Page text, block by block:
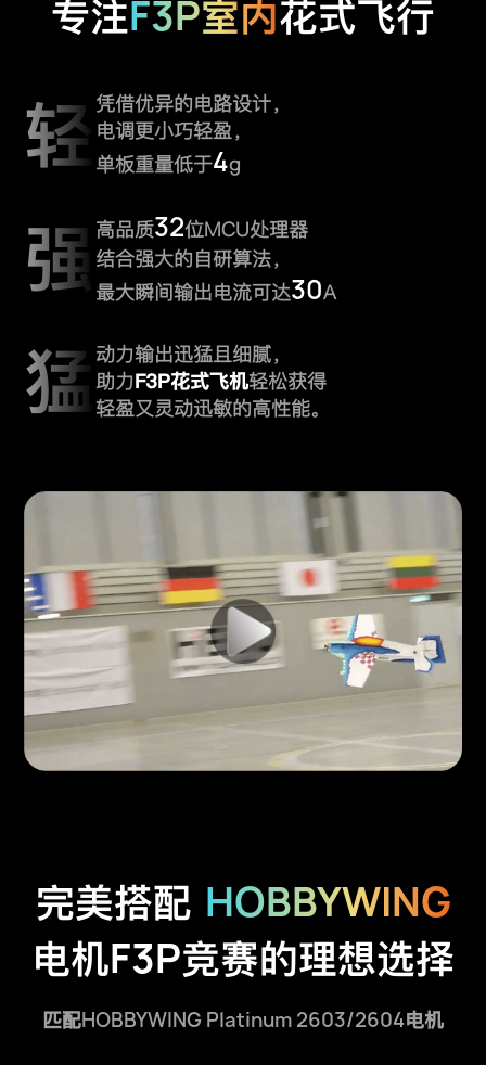
专注F3P室内花式飞行
轻 凭借优异的电路设计，
电调更小巧轻盈，
单板重量低于4g
强 高品质32位MCU处理器
结合强大的自研算法，
最大瞬间输出电流可达30A
猛 动力输出迅猛且细腻，
助力F3P花式飞机轻松获得
轻盈又灵动迅敏的高性能。
完美搭配 HOBBYWING
电机F3P竞赛的理想选择
匹配HOBBYWING Platinum 2603/2604电机